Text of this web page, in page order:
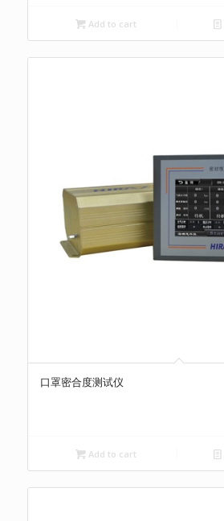
Add to cart
口罩密合度测试仪
Add to cart